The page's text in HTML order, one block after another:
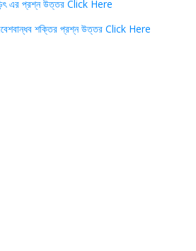
এর প্রশ্ন উত্তর Click Here
শক্তির প্রশ্ন উত্তর Click Here